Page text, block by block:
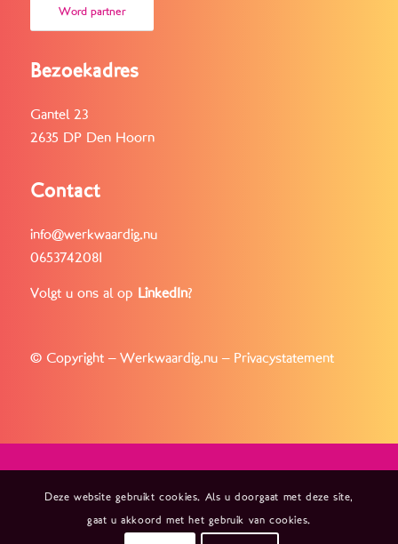
Word partner
Bezoekadres
Gantel 23
2635 DP Den Hoorn
Contact
info@werkwaardig.nu
0653742081
Volgt u ons al op LinkedIn?
© Copyright – Werkwaardig.nu – Privacystatement
Deze website gebruikt cookies. Als u doorgaat met deze site,
gaat u akkoord met het gebruik van cookies.